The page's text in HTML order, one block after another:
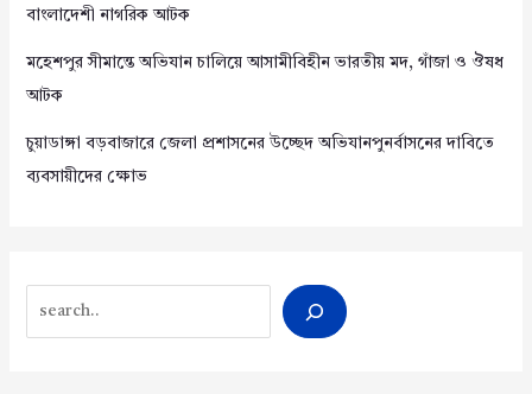
বাংলাদেশী নাগরিক আটক
মহেশপুর সীমান্তে অভিযান চালিয়ে আসামীবিহীন ভারতীয় মদ, গাঁজা ও ঔষধ
আটক
চুয়াডাঙ্গা বড়বাজারে জেলা প্রশাসনের উচ্ছেদ অভিযানপুনর্বাসনের দাবিতে
ব্যবসায়ীদের ক্ষোভ